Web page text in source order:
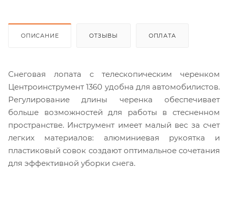
ОПИСАНИЕ ОТЗЫВЫ ОПЛАТА
Снеговая лопата с телескопическим черенком
Центроинструмент 1360 удобна для автомобилистов.
Регулирование длины черенка обеспечивает
больше возможностей для работы в стесненном
пространстве. Инструмент имеет малый вес за счет
легких материалов: алюминиевая рукоятка и
пластиковый совок создают оптимальное сочетания
для эффективной уборки снега.